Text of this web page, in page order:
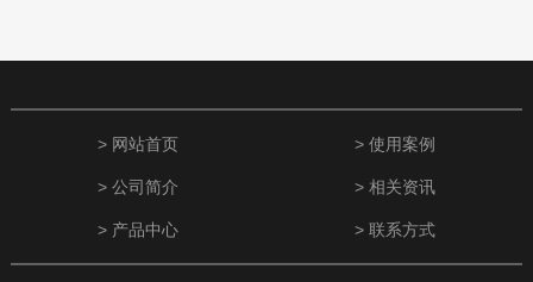
> 网站首页 > 使用案例
> 公司简介 > 相关资讯
> 产品中心 > 联系方式